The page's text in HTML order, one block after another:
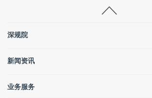
深规院
新闻资讯
业务服务